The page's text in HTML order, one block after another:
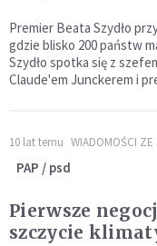
Premier Beata Szydło
gdzie blisko 200 państw
Szydło spotka się z
Claude'em Junckerem i
10 lat temu WIADOMOŚCI ZE
PAP / psd
Pierwsze
szczycie